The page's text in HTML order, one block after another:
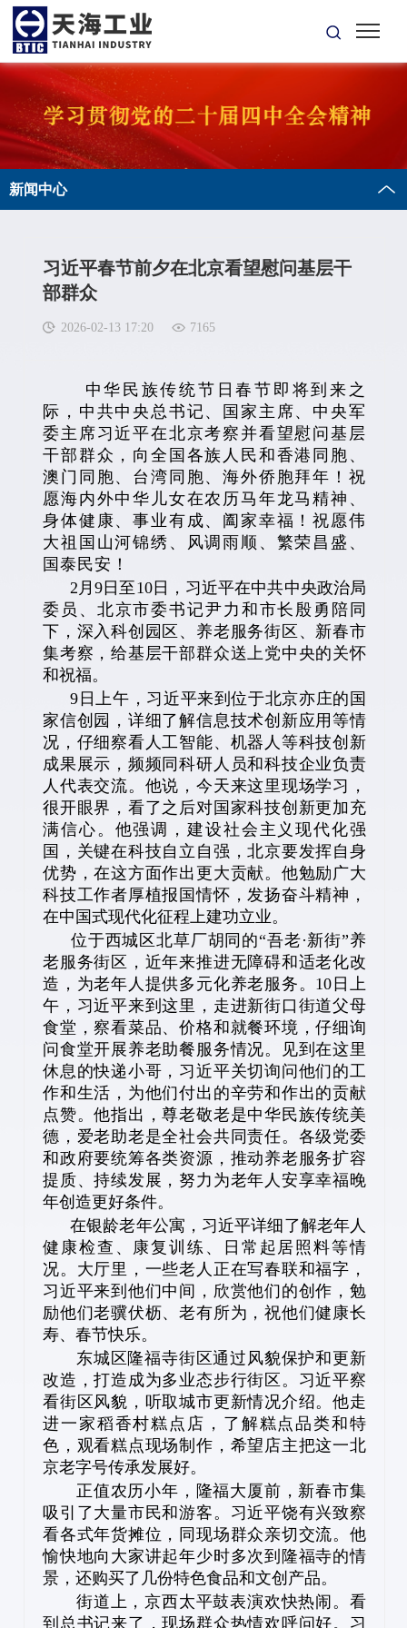
新闻中心
习近平春节前夕在北京看望慰问基层干
部群众
2026-02-13 17:20 7165
中华民族传统节日春节即将到来之
际，中共中央总书记、国家主席、中央军
委主席习近平在北京考察并看望慰问基层
干部群众，向全国各族人民和香港同胞、
澳门同胞、台湾同胞、海外侨胞拜年！祝
愿海内外中华儿女在农历马年龙马精神、
身体健康、事业有成、阖家幸福！祝愿伟
大祖国山河锦绣、风调雨顺、繁荣昌盛、
国泰民安！
2月9日至10日，习近平在中共中央政治局
委员、北京市委书记尹力和市长殷勇陪同
下，深入科创园区、养老服务街区、新春市
集考察，给基层干部群众送上党中央的关怀
和祝福。
9日上午，习近平来到位于北京亦庄的国
家信创园，详细了解信息技术创新应用等情
况，仔细察看人工智能、机器人等科技创新
成果展示，频频同科研人员和科技企业负责
人代表交流。他说，今天来这里现场学习，
很开眼界，看了之后对国家科技创新更加充
满信心。他强调，建设社会主义现代化强
国，关键在科技自立自强，北京要发挥自身
优势，在这方面作出更大贡献。他勉励广大
科技工作者厚植报国情怀，发扬奋斗精神，
在中国式现代化征程上建功立业。
位于西城区北草厂胡同的“吾老·新街”养
老服务街区，近年来推进无障碍和适老化改
造，为老年人提供多元化养老服务。10日上
午，习近平来到这里，走进新街口街道父母
食堂，察看菜品、价格和就餐环境，仔细询
问食堂开展养老助餐服务情况。见到在这里
休息的快递小哥，习近平关切询问他们的工
作和生活，为他们付出的辛劳和作出的贡献
点赞。他指出，尊老敬老是中华民族传统美
德，爱老助老是全社会共同责任。各级党委
和政府要统筹各类资源，推动养老服务扩容
提质、持续发展，努力为老年人安享幸福晚
年创造更好条件。
在银龄老年公寓，习近平详细了解老年人
健康检查、康复训练、日常起居照料等情
况。大厅里，一些老人正在写春联和福字，
习近平来到他们中间，欣赏他们的创作，勉
励他们老骥伏枥、老有所为，祝他们健康长
寿、春节快乐。
东城区隆福寺街区通过风貌保护和更新
改造，打造成为多业态步行街区。习近平察
看街区风貌，听取城市更新情况介绍。他走
进一家稻香村糕点店，了解糕点品类和特
色，观看糕点现场制作，希望店主把这一北
京老字号传承发展好。
正值农历小年，隆福大厦前，新春市集
吸引了大量市民和游客。习近平饶有兴致察
看各式年货摊位，同现场群众亲切交流。他
愉快地向大家讲起年少时多次到隆福寺的情
景，还购买了几份特色食品和文创产品。
街道上，京西太平鼓表演欢快热闹。看
到总书记来了，现场群众热情欢呼问好。习